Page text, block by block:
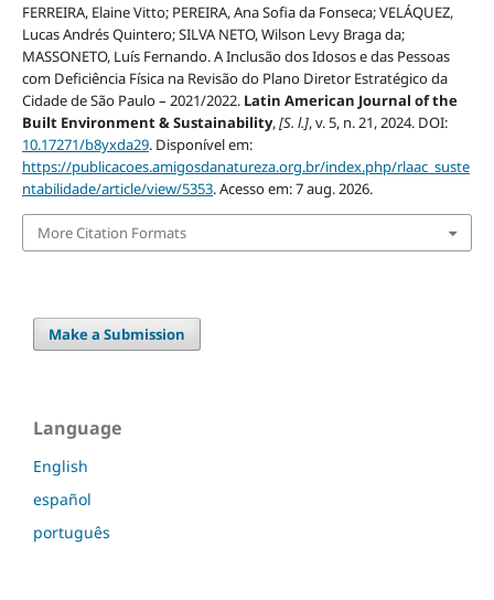
FERREIRA, Elaine Vitto; PEREIRA, Ana Sofia da Fonseca; VELÁQUEZ,
Lucas Andrés Quintero; SILVA NETO, Wilson Levy Braga da;
MASSONETO, Luís Fernando. A Inclusão dos Idosos e das Pessoas
com Deficiência Física na Revisão do Plano Diretor Estratégico da
Cidade de São Paulo – 2021/2022. Latin American Journal of the
Built Environment & Sustainability,[S. l.], v. 5, n. 21, 2024. DOI:
10.17271/b8yxda29. Disponível em:
https://publicacoes.amigosdanatureza.org.br/index.php/rlaac_suste
ntabilidade/article/view/5353. Acesso em: 7 aug. 2026.
More Citation Formats
Make a Submission
Language
English
español
português